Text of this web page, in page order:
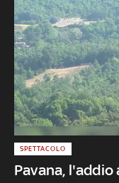
Pavana, l'addio
SPETTACOLO